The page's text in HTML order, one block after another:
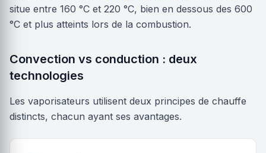
situe entre 160 °C et 220 °C, bien en dessous des 600
°C et plus atteints lors de la combustion.
Convection vs conduction : deux
technologies
Les vaporisateurs utilisent deux principes de chauffe
distincts, chacun ayant ses avantages.